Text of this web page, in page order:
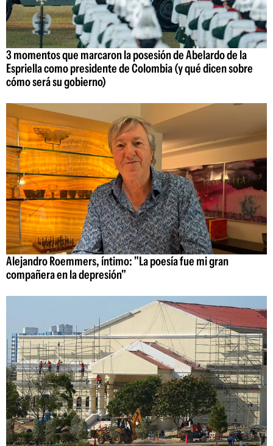
3 momentos que marcaron la posesión de Abelardo de la
Espriella como presidente de Colombia (y qué dicen sobre
cómo será su gobierno)
Alejandro Roemmers, íntimo: "La poesía fue mi gran
compañera en la depresión"